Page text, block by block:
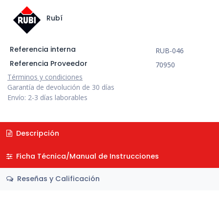
Rubí
Referencia interna RUB-046
Referencia Proveedor
70950
Términos y condiciones
Garantía de devolución de 30 días
Envío: 2-3 días laborables
Descripción
Ficha Técnica/Manual de Instrucciones
Reseñas y Calificación